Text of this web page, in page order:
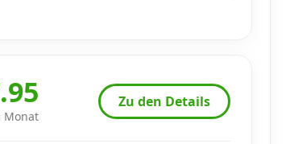
Monat
Zu den Details